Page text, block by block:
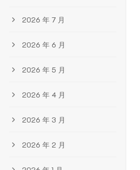
2026 年 7 月
2026 年 6 月
2026 年 5 月
2026 年 4 月
2026 年 3 月
2026 年 2 月